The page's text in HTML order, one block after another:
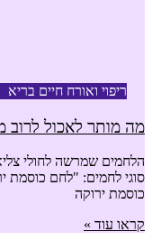
ריפוי ואורח חיים בריא
מה מותר לאכול לרוב
סוגי לחמים: "לחם כוסמת
כוסמת ירוקה
קראו עוד »